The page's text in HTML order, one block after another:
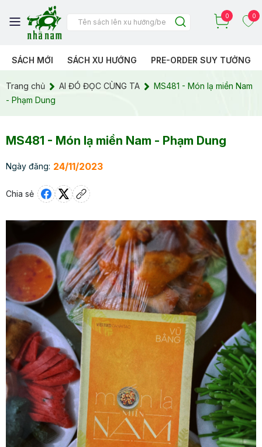
0 0
SÁCH MỚI SÁCH XU HƯỚNG PRE-ORDER SUY TƯỞNG
Trang chủ AI ĐÓ ĐỌC CÙNG TA
MS481 - Món lạ miền Nam
- Phạm Dung
MS481 - Món lạ miền Nam - Phạm Dung
Ngày đăng: 24/11/2023
Chia sẻ